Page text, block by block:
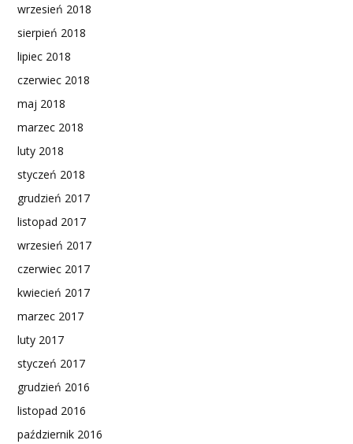
wrzesień 2018
sierpień 2018
lipiec 2018
czerwiec 2018
maj 2018
marzec 2018
luty 2018
styczeń 2018
grudzień 2017
listopad 2017
wrzesień 2017
czerwiec 2017
kwiecień 2017
marzec 2017
luty 2017
styczeń 2017
grudzień 2016
listopad 2016
październik 2016